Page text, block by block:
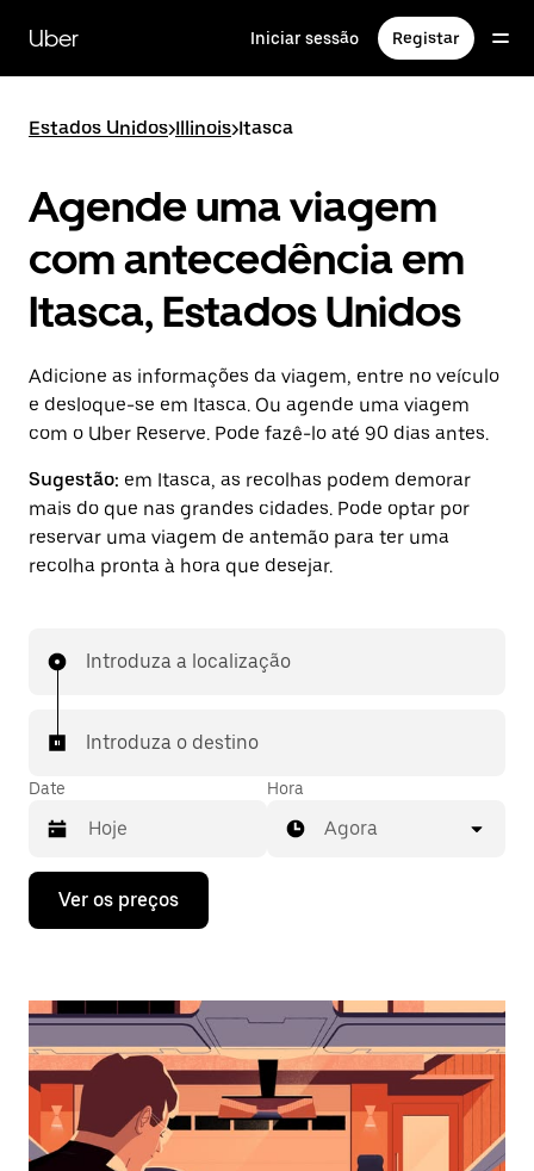
para
conteúdo
Uber Iniciar sessão Registar
Estados Unidos>Illinois>Itasca
Agende uma viagem
com antecedência em
Itasca, Estados Unidos
Adicione as informações da viagem, entre no veículo
e desloque-se em Itasca. Ou agende uma viagem
com o Uber Reserve. Pode fazê-lo até 90 dias antes.
Sugestão: em Itasca, as recolhas podem demorar
mais do que nas grandes cidades. Pode optar por
reservar uma viagem de antemão para ter uma
recolha pronta à hora que desejar.
Introduza a localização
Introduza o destino
Date
Prima
tecla
interagir
o
calendário
selecionar
uma
data.
Hora
Agora
Ver os preços